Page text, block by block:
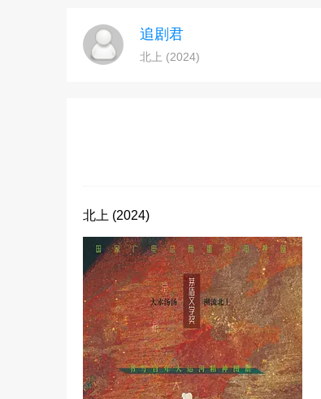
追剧君
北上 (2024)
北上 (2024)